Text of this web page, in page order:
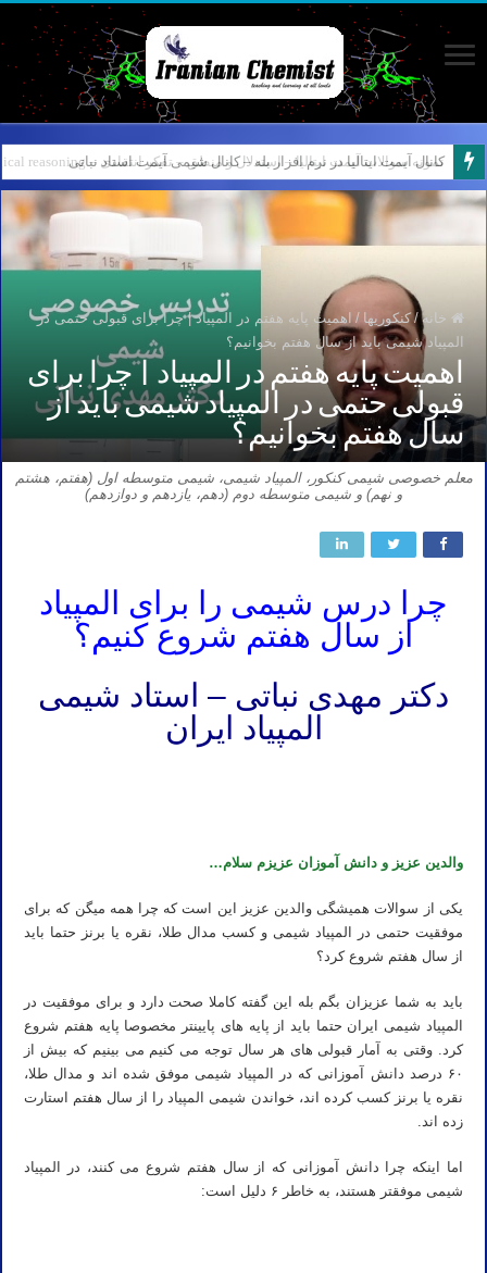
کانال آیمت ایتالیا در نرم افزار بله – کانال شیمی آیمت استاد نباتی
خانه / کنکوریها / اهمیت پایه هفتم در المپیاد | چرا برای قبولی حتمی در
المپیاد شیمی باید از سال هفتم بخوانیم؟
اهمیت پایه هفتم در المپیاد | چرا برای
قبولی حتمی در المپیاد شیمی باید از
سال هفتم بخوانیم؟
معلم خصوصی شیمی کنکور، المپیاد شیمی، شیمی متوسطه اول (هفتم، هشتم
و نهم) و شیمی متوسطه دوم (دهم، یازدهم و دوازدهم)
چرا درس شیمی را برای المپیاد
از سال هفتم شروع کنیم؟
دکتر مهدی نباتی – استاد شیمی
المپیاد ایران
والدین عزیز و دانش آموزان عزیزم سلام…
یکی از سوالات همیشگی والدین عزیز این است که چرا همه میگن که برای
موفقیت حتمی در المپیاد شیمی و کسب مدال طلا، نقره یا برنز حتما باید
از سال هفتم شروع کرد؟
باید به شما عزیزان بگم بله این گفته کاملا صحت دارد و برای موفقیت در
المپیاد شیمی ایران حتما باید از پایه های پایینتر مخصوصا پایه هفتم شروع
کرد. وقتی به آمار قبولی های هر سال توجه می کنیم می بینیم که بیش از
۶۰ درصد دانش آموزانی که در المپیاد شیمی موفق شده اند و مدال طلا،
نقره یا برنز کسب کرده اند، خواندن شیمی المپیاد را از سال هفتم استارت
زده اند.
اما اینکه چرا دانش آموزانی که از سال هفتم شروع می کنند، در المپیاد
شیمی موفقتر هستند، به خاطر ۶ دلیل است: